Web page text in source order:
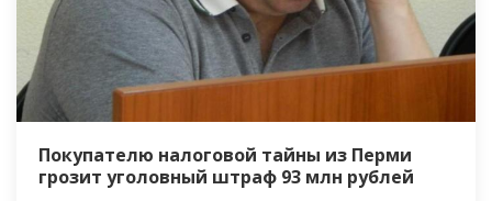
Покупателю налоговой тайны из Перми
грозит уголовный штраф 93 млн рублей